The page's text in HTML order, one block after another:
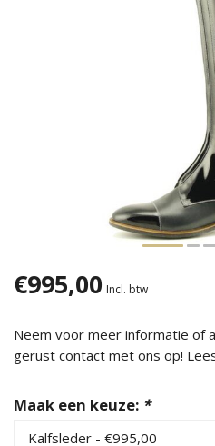
€995,00 Incl. btw
Neem voor meer informatie of
gerust contact met ons op!
Maak een keuze: *